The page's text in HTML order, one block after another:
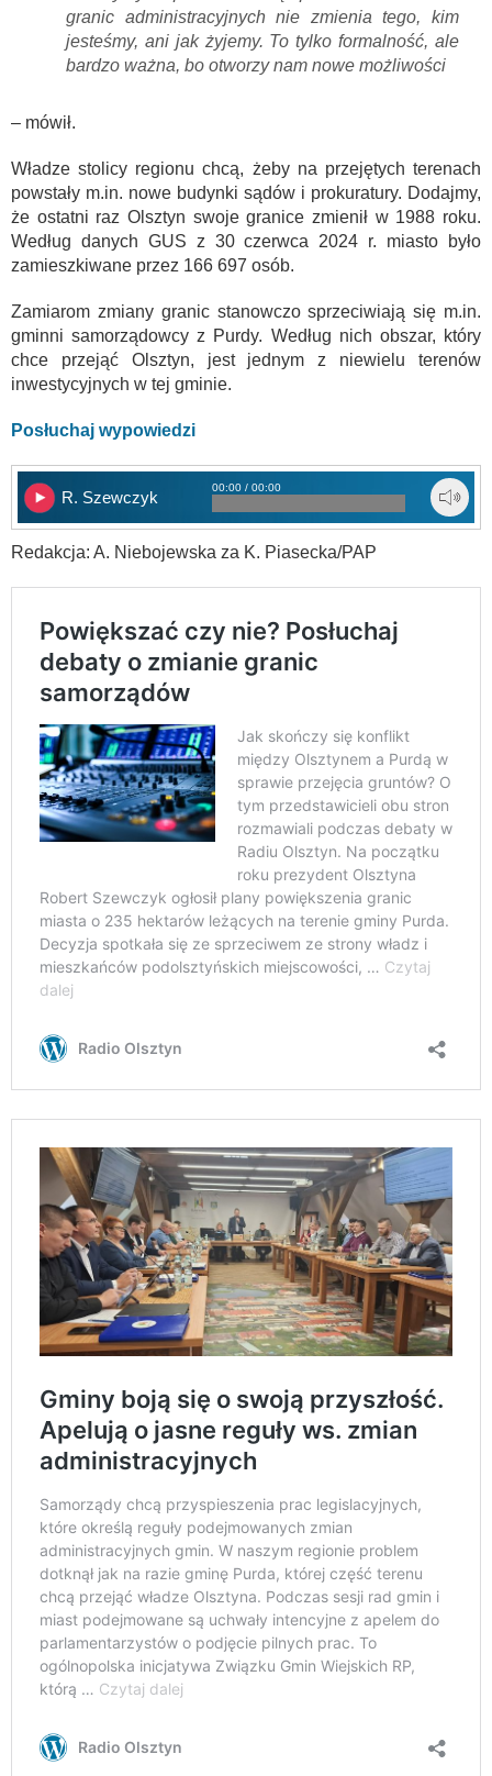
granic administracyjnych nie zmienia tego, kim
jesteśmy, ani jak żyjemy. To tylko formalność, ale
bardzo ważna, bo otworzy nam nowe możliwości
– mówił.
Władze stolicy regionu chcą, żeby na przejętych terenach
powstały m.in. nowe budynki sądów i prokuratury. Dodajmy,
że ostatni raz Olsztyn swoje granice zmienił w 1988 roku.
Według danych GUS z 30 czerwca 2024 r. miasto było
zamieszkiwane przez 166 697 osób.
Zamiarom zmiany granic stanowczo sprzeciwiają się m.in.
gminni samorządowcy z Purdy. Według nich obszar, który
chce przejąć Olsztyn, jest jednym z niewielu terenów
inwestycyjnych w tej gminie.
Posłuchaj wypowiedzi
R. Szewczyk
00:00 / 00:00
Redakcja: A. Niebojewska za K. Piasecka/PAP